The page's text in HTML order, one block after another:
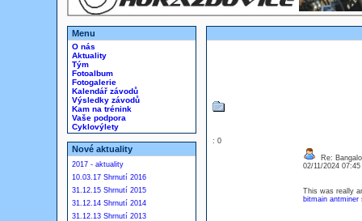
Menu
O nás
Aktuality
Tým
Fotoalbum
Fotogalerie
Kalendář závodů
Výsledky závodů
Kam na trénink
Vaše podpora
Cyklovýlety
Nové aktuality
2017 - aktuality
10.03.17 Shrnutí 2016
31.12.15 Shrnutí 2015
31.12.14 Shrnutí 2014
31.12.13 Shrnutí 2013
: 0
Re:
02/11/2024
This was really
bitmain antminer